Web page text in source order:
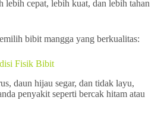
cepat, lebih kuat, dan lebih tahan
bibit mangga yang berkualitas:
Fisik Bibit
daun hijau segar, dan tidak layu,
penyakit seperti bercak hitam atau